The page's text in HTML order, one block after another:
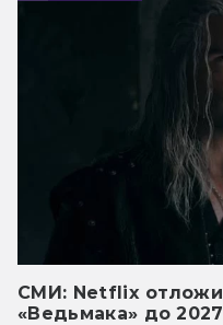
СМИ: Netflix
«Ведьмака» до